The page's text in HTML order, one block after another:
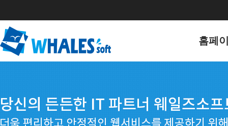
홈페
포트폴